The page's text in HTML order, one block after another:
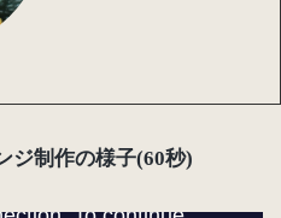
ジ制作の様子(60秒)